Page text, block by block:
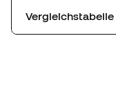
Vergleichstabelle